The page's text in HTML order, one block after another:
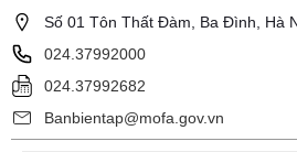
Số 01 Tôn Thất Đàm, Ba Đình, Hà
024.37992000
024.37992682
Banbientap@mofa.gov.vn